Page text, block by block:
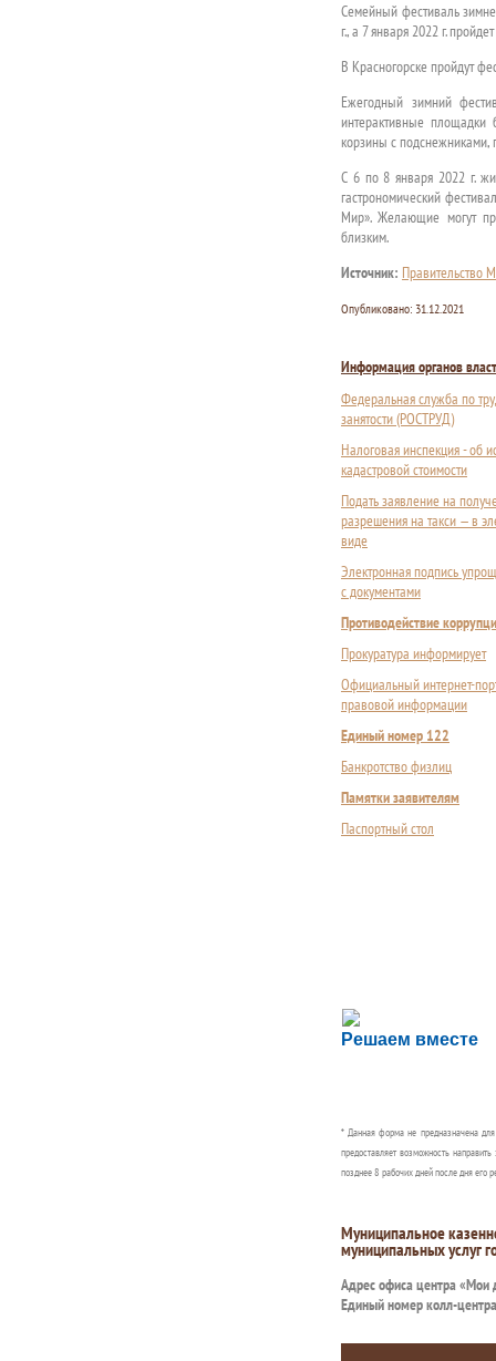
Семейный фестиваль
г., а 7 января 2022 г.
В Красногорске пройдут
Ежегодный зимний
интерактивные
корзины с подснежниками,
С 6 по 8 января 2022 г.
гастрономический
Мир». Желающие могут
близким.
Источник: Правительство
Опубликовано: 31.12.2021
Информация органов
Федеральная служба по
занятости (РОСТРУД)
Налоговая инспекция - об
кадастровой стоимости
Подать заявление на
разрешения на такси — в
виде
Электронная подпись
с документами
Противодействие
Прокуратура информирует
Официальный интернет-
правовой информации
Единый номер 122
Банкротство физлиц
Памятки заявителям
Паспортный стол
Решаем вместе
Сложности с
Сообщите об этом
* Данная форма не предназначена
предоставляет возможность
позднее 8 рабочих дней после дня его
Муниципальное
муниципальных услуг
Адрес офиса центра «Мои
Единый номер колл-